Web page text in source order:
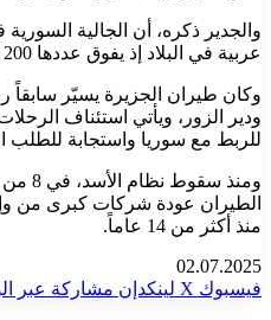
والجدير ذكره، أن الجالية
عربية في البلاد إذ يفوق عددها 200 ألف فرد، بحسب البيان.
وكان طيران الجزيرة يسيّر
ودير الزور، ويأتي استئناف
للربط مع سوريا واستجابة للطلب
الطيران عودة شركات كبرى من
منذ أكثر من 14 عاماً.
02.07.2025
فيسبوك ‫X لينكدإن مشاركة عبر